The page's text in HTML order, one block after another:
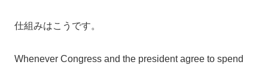
仕組みはこうです。
Whenever Congress and the president agree to spend